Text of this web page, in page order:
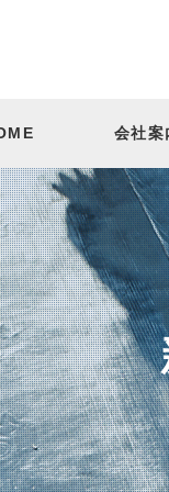
会社案